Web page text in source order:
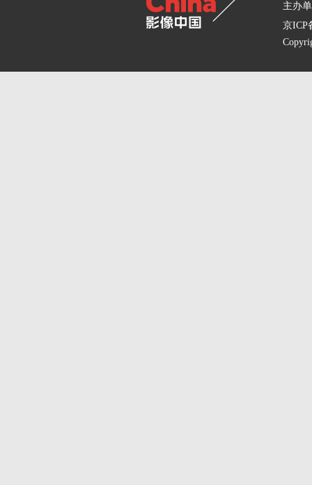
主办
京ICP